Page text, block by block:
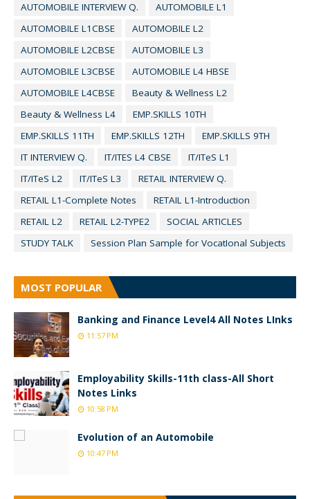
AUTOMOBILE INTERVIEW Q.
AUTOMOBILE L1
AUTOMOBILE L1CBSE
AUTOMOBILE L2
AUTOMOBILE L2CBSE
AUTOMOBILE L3
AUTOMOBILE L3CBSE
AUTOMOBILE L4 HBSE
AUTOMOBILE L4CBSE
Beauty & Wellness L2
Beauty & Wellness L4
EMP.SKILLS 10TH
EMP.SKILLS 11TH
EMP.SKILLS 12TH
EMP.SKILLS 9TH
IT INTERVIEW Q.
IT/ITES L4 CBSE
IT/ITeS L1
IT/ITeS L2
IT/ITeS L3
RETAIL INTERVIEW Q.
RETAIL L1-Complete Notes
RETAIL L1-Introduction
RETAIL L2
RETAIL L2-TYPE2
SOCIAL ARTICLES
STUDY TALK
Session Plan Sample for VocatIonal Subjects
MOST POPULAR
Banking and Finance Level4 All Notes LInks
11:57 PM
Employability Skills-11th class-All Short
Notes Links
10:58 PM
Evolution of an Automobile
10:47 PM